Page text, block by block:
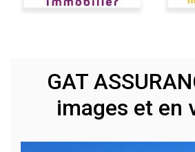
GAT
images et en